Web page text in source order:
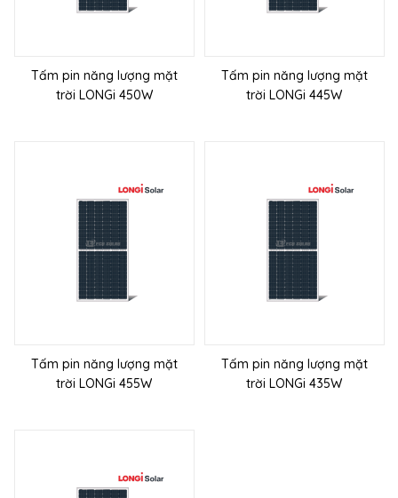
Tấm pin năng lượng mặt
trời LONGi 450W
Tấm pin năng lượng mặt
trời LONGi 445W
Tấm pin năng lượng mặt
trời LONGi 455W
Tấm pin năng lượng mặt
trời LONGi 435W